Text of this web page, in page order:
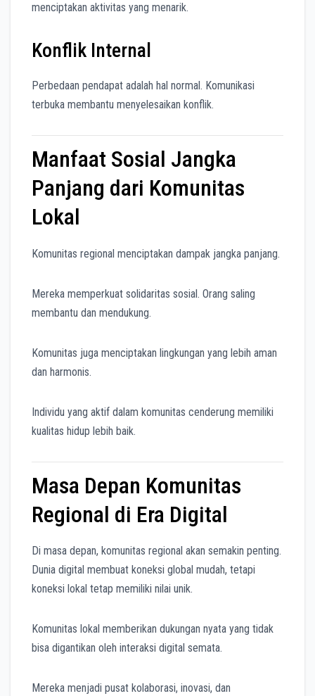
menciptakan aktivitas yang menarik.
Konflik Internal
Perbedaan pendapat adalah hal normal. Komunikasi
terbuka membantu menyelesaikan konflik.
Manfaat Sosial Jangka
Panjang dari Komunitas
Lokal
Komunitas regional menciptakan dampak jangka panjang.
Mereka memperkuat solidaritas sosial. Orang saling
membantu dan mendukung.
Komunitas juga menciptakan lingkungan yang lebih aman
dan harmonis.
Individu yang aktif dalam komunitas cenderung memiliki
kualitas hidup lebih baik.
Masa Depan Komunitas
Regional di Era Digital
Di masa depan, komunitas regional akan semakin penting.
Dunia digital membuat koneksi global mudah, tetapi
koneksi lokal tetap memiliki nilai unik.
Komunitas lokal memberikan dukungan nyata yang tidak
bisa digantikan oleh interaksi digital semata.
Mereka menjadi pusat kolaborasi, inovasi, dan